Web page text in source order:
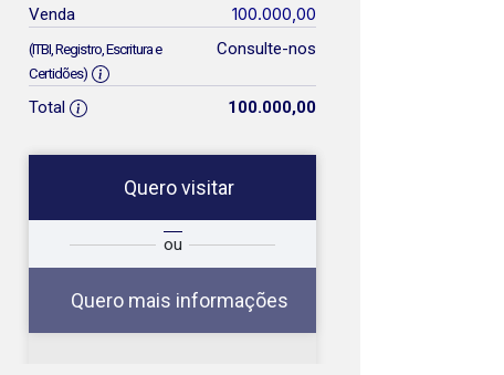
Venda 100.000,00
(ITBI, Registro, Escritura e
Certidões)
Consulte-nos
Total 100.000,00
Quero visitar
ou
Quero mais informações
Qual o melhor dia e
horário para você?